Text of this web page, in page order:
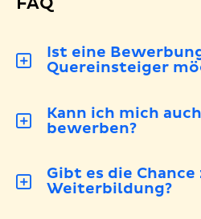
Ist eine
Quereinsteiger
Kann ich mich
bewerben?
Gibt es die
Weiterbildung?